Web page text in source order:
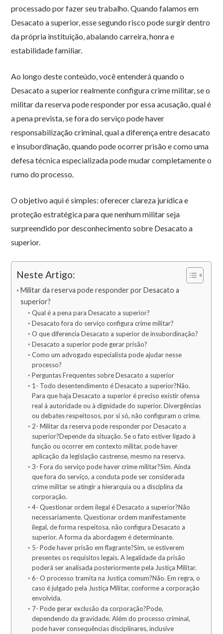
processado por fazer seu trabalho. Quando falamos em
Desacato a superior, esse segundo risco pode surgir dentro
da própria instituição, abalando carreira, honra e
estabilidade familiar.
Ao longo deste conteúdo, você entenderá quando o
Desacato a superior realmente configura crime militar, se o
militar da reserva pode responder por essa acusação, qual é
a pena prevista, se fora do serviço pode haver
responsabilização criminal, qual a diferença entre desacato
e insubordinação, quando pode ocorrer prisão e como uma
defesa técnica especializada pode mudar completamente o
rumo do processo.
O objetivo aqui é simples: oferecer clareza jurídica e
proteção estratégica para que nenhum militar seja
surpreendido por desconhecimento sobre Desacato a
superior.
Neste Artigo:
Militar da reserva pode responder por Desacato a
superior?
Qual é a pena para Desacato a superior?
Desacato fora do serviço configura crime militar?
O que diferencia Desacato a superior de insubordinação?
Desacato a superior pode gerar prisão?
Como um advogado especialista pode ajudar nesse
processo?
Perguntas Frequentes sobre Desacato a superior
1- Todo desentendimento é Desacato a superior?Não.
Para que haja Desacato a superior é preciso existir ofensa
real à autoridade ou à dignidade do superior. Divergências
ou debates respeitosos, por si só, não configuram o crime.
2- Militar da reserva pode responder por Desacato a
superior?Depende da situação. Se o fato estiver ligado à
função ou ocorrer em contexto militar, pode haver
aplicação da legislação castrense, mesmo na reserva.
3- Fora do serviço pode haver crime militar?Sim. Ainda
que fora do serviço, a conduta pode ser considerada
crime militar se atingir a hierarquia ou a disciplina da
corporação.
4- Questionar ordem ilegal é Desacato a superior?Não
necessariamente. Questionar ordem manifestamente
ilegal, de forma respeitosa, não configura Desacato a
superior. A forma da abordagem é determinante.
5- Pode haver prisão em flagrante?Sim, se estiverem
presentes os requisitos legais. A legalidade da prisão
poderá ser analisada posteriormente pela Justiça Militar.
6- O processo tramita na Justiça comum?Não. Em regra, o
caso é julgado pela Justiça Militar, conforme a corporação
envolvida.
7- Pode gerar exclusão da corporação?Pode,
dependendo da gravidade. Além do processo criminal,
pode haver consequências disciplinares, inclusive